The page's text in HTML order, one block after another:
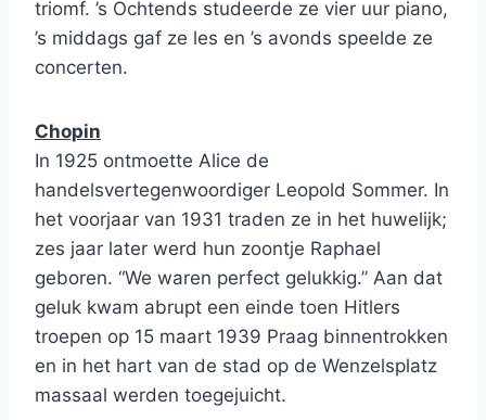
triomf. ’s Ochtends studeerde ze vier uur piano,
’s middags gaf ze les en ’s avonds speelde ze
concerten.
Chopin
In 1925 ontmoette Alice de
handelsvertegenwoordiger Leopold Sommer. In
het voorjaar van 1931 traden ze in het huwelijk;
zes jaar later werd hun zoontje Raphael
geboren. “We waren perfect gelukkig.” Aan dat
geluk kwam abrupt een einde toen Hitlers
troepen op 15 maart 1939 Praag binnentrokken
en in het hart van de stad op de Wenzelsplatz
massaal werden toegejuicht.